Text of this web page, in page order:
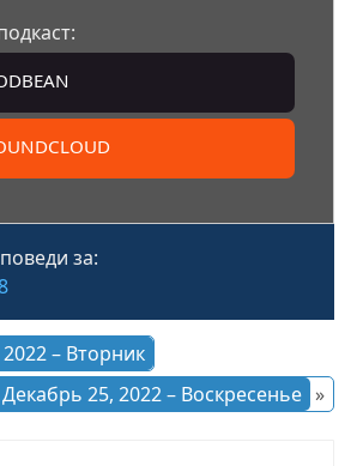
за:
– Вторник
Декабрь 25, 2022 – Воскресенье »